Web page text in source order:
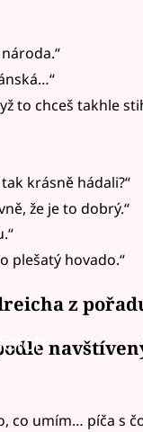
to chceš takhle
krásně hádali?“
že je to dobrý.“
plešatý hovado.“
z
co umím… píča s